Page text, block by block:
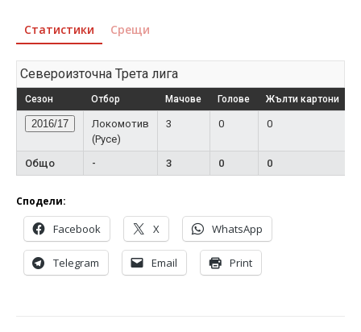
Статистики Срещи
Североизточна Трета лига
Сезон Отбор Мачове Голове Жълти картони
2016/17
Локомотив
(Русе)
3 0 0
Общо - 3 0 0
Сподели:
Facebook X WhatsApp
Telegram Email Print